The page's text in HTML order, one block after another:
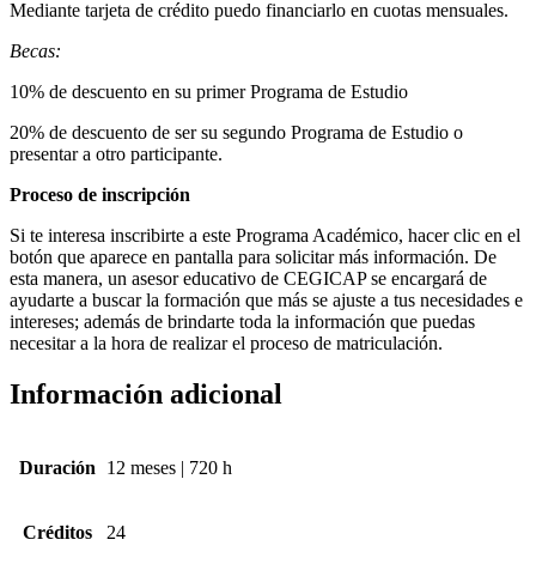
Mediante tarjeta de crédito puedo financiarlo en cuotas mensuales.
Becas:
10% de descuento en su primer Programa de Estudio
20% de descuento de ser su segundo Programa de Estudio o
presentar a otro participante.
Proceso de inscripción
Si te interesa inscribirte a este Programa Académico, hacer clic en el
botón que aparece en pantalla para solicitar más información. De
esta manera, un asesor educativo de CEGICAP se encargará de
ayudarte a buscar la formación que más se ajuste a tus necesidades e
intereses; además de brindarte toda la información que puedas
necesitar a la hora de realizar el proceso de matriculación.
Información adicional
Duración 12 meses | 720 h
Créditos 24